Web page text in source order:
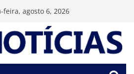
feira, agosto 6, 2026